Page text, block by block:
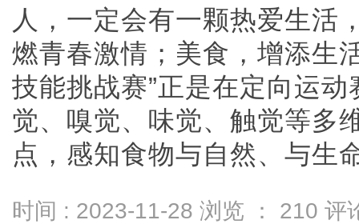
人，一定会有一颗热爱生活
燃青春激情；美食，增添生
技能挑战赛”正是在定向运
觉、嗅觉、味觉、触觉等多
点，感知食物与自然、与生
时间 : 2023-11-28 浏览 ： 210 评